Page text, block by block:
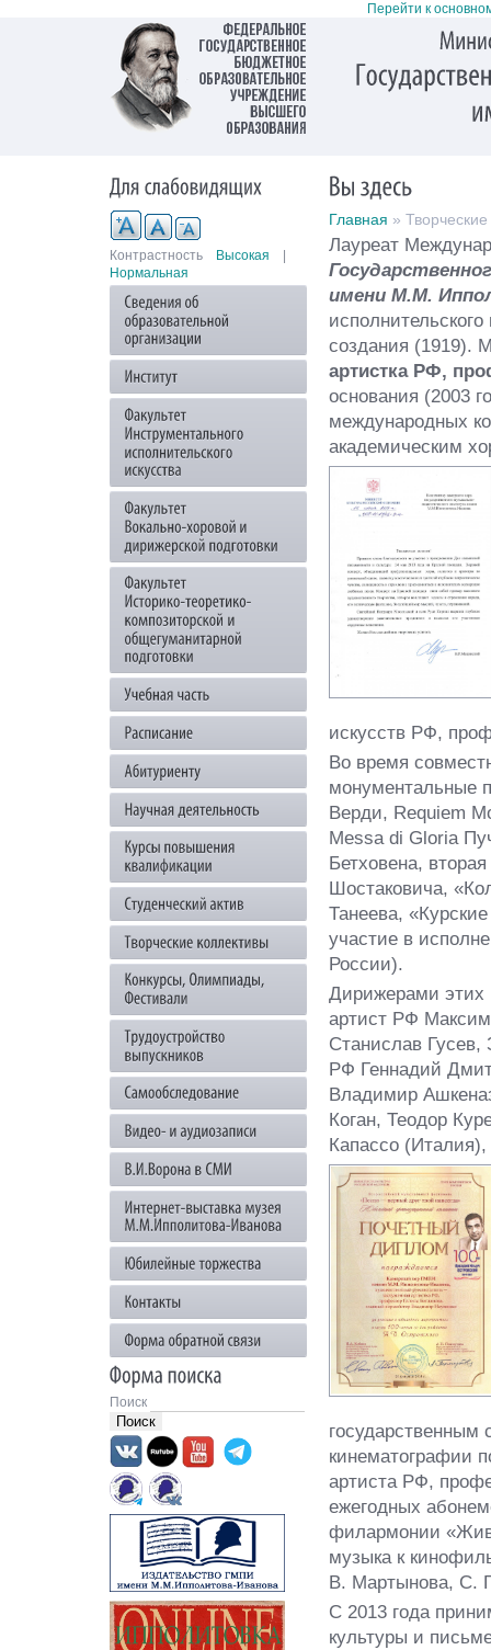
Перейти к
Контрастность Высокая
Нормальная
Поиск
Главная »
Лауреат
имени М.М.
создания (1919).
артистка РФ,
основания (2003
международных
академическим
искусств РФ,
Во время
монументальные
Верди, Requiem
Messa di Gloria
Бетховена,
Шостаковича,
Танеева,
участие в
России).
Дирижерами этих
артист РФ
Станислав Гусев,
РФ Геннадий
Владимир
Коган, Теодор
Капассо
кинематографии
артиста РФ,
ежегодных
филармонии
музыка к
В. Мартынова, С.
С 2013 года
культуры и